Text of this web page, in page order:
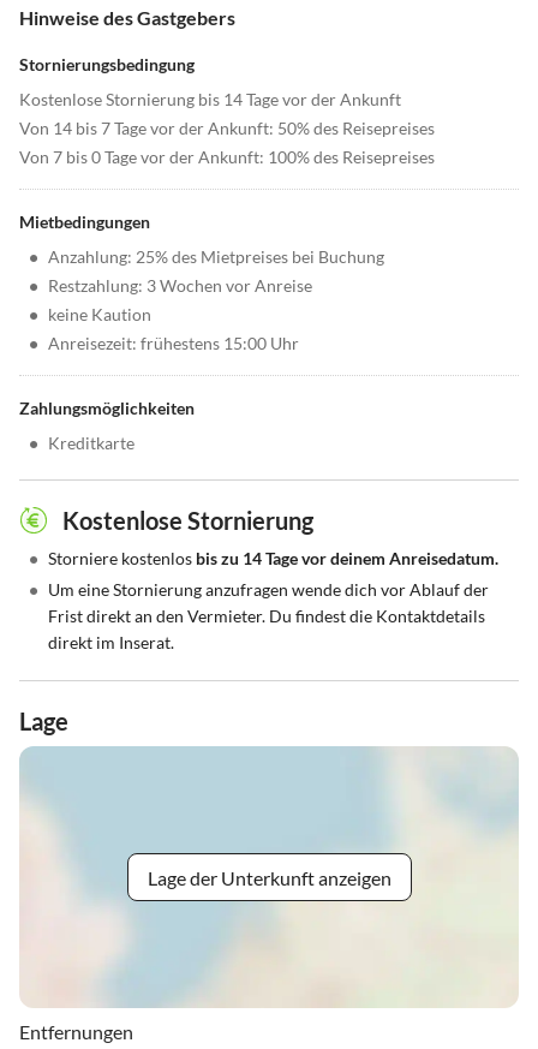
Hinweise des Gastgebers
Stornierungsbedingung
Kostenlose Stornierung bis 14 Tage vor der Ankunft
Von 14 bis 7 Tage vor der Ankunft: 50% des Reisepreises
Von 7 bis 0 Tage vor der Ankunft: 100% des Reisepreises
Mietbedingungen
• Anzahlung: 25% des Mietpreises bei Buchung
• Restzahlung: 3 Wochen vor Anreise
• keine Kaution
• Anreisezeit: frühestens 15:00 Uhr
Zahlungsmöglichkeiten
• Kreditkarte
Kostenlose Stornierung
• Storniere kostenlos bis zu 14 Tage vor deinem Anreisedatum.
• Um eine Stornierung anzufragen wende dich vor Ablauf der
Frist direkt an den Vermieter. Du findest die Kontaktdetails
direkt im Inserat.
Lage
Lage der Unterkunft anzeigen
Entfernungen